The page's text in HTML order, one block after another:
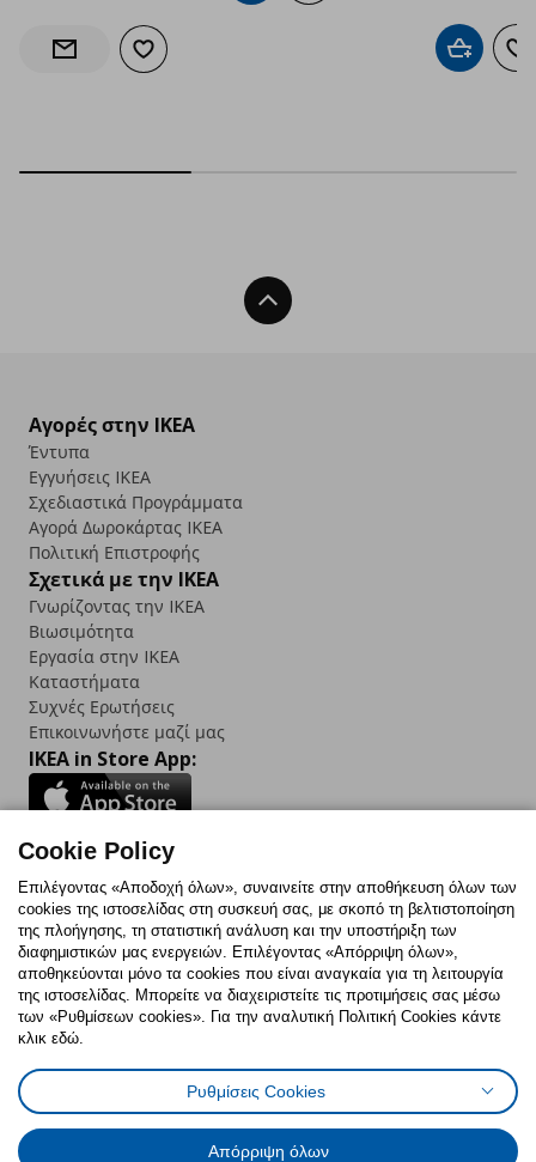
Ενημέρωση διαθεσιμότητας
Προσθήκη στα αγαπημένα Προσθήκη
Back To Top
Αγορές στην IKEA
Έντυπα
Εγγυήσεις IKEA
Σχεδιαστικά Προγράμματα
Αγορά Δωρoκάρτας IKEA
Πολιτική Επιστροφής
Σχετικά με την IKEA
Γνωρίζοντας την IKEA
Βιωσιμότητα
Εργασία στην IKEA
Καταστήματα
Συχνές Ερωτήσεις
Επικοινωνήστε μαζί μας
IKEA in Store App:
Follow us:
FacebookInstagram
TikTokYoutubePinterestTwitter
Πολιτική CookiesΔήλωση ψηφιακής προσβασιμότητας
Ρυθμίσεις cookiesΌροι Χρήσης
Γενική Πολιτική Προσωπικών Δεδομένων
Πολιτική Προσωπικών Δεδομένων για ΙΚΕΑ.gr
Cookie Policy
Επιλέγοντας «Αποδοχή όλων», συναινείτε στην αποθήκευση όλων των
cookies της ιστοσελίδας στη συσκευή σας, με σκοπό τη βελτιστοποίηση
της πλοήγησης, τη στατιστική ανάλυση και την υποστήριξη των
διαφημιστικών μας ενεργειών. Επιλέγοντας «Απόρριψη όλων»,
αποθηκεύονται μόνο τα cookies που είναι αναγκαία για τη λειτουργία
της ιστοσελίδας. Μπορείτε να διαχειριστείτε τις προτιμήσεις σας μέσω
των «Ρυθμίσεων cookies». Για την αναλυτική Πολιτική Cookies κάντε
κλικ εδώ.
Ρυθμίσεις Cookies
Απόρριψη όλων